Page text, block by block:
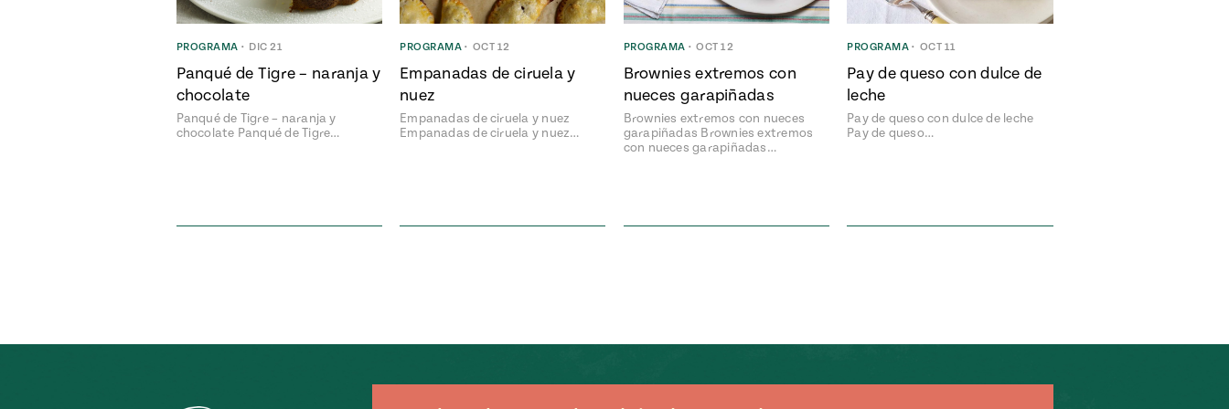
PROGRAMA • DIC 21
Panqué de Tigre – naranja y
chocolate
Panqué de Tigre – naranja y
chocolate Panqué de Tigre…
PROGRAMA • OCT 12
Empanadas de ciruela y
nuez
Empanadas de ciruela y nuez
Empanadas de ciruela y nuez…
PROGRAMA • OCT 12
Brownies extremos con
nueces garapiñadas
Brownies extremos con nueces
garapiñadas Brownies extremos
con nueces garapiñadas…
PROGRAMA • OCT 11
Pay de queso con dulce de
leche
Pay de queso con dulce de leche
Pay de queso…